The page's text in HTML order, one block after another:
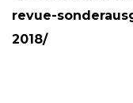
revue-
2018/